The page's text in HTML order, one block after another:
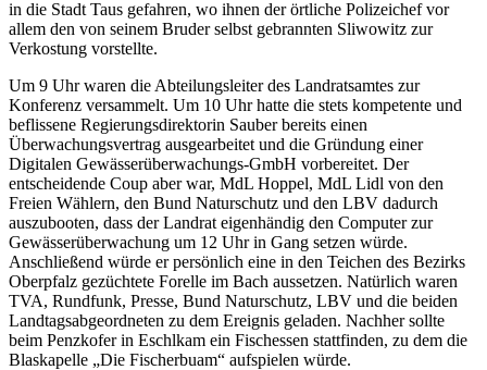
in die Stadt Taus gefahren, wo ihnen der örtliche Polizeichef vor
allem den von seinem Bruder selbst gebrannten Sliwowitz zur
Verkostung vorstellte.
Um 9 Uhr waren die Abteilungsleiter des Landratsamtes zur
Konferenz versammelt. Um 10 Uhr hatte die stets kompetente und
beflissene Regierungsdirektorin Sauber bereits einen
Überwachungsvertrag ausgearbeitet und die Gründung einer
Digitalen Gewässerüberwachungs-GmbH vorbereitet. Der
entscheidende Coup aber war, MdL Hoppel, MdL Lidl von den
Freien Wählern, den Bund Naturschutz und den LBV dadurch
auszubooten, dass der Landrat eigenhändig den Computer zur
Gewässerüberwachung um 12 Uhr in Gang setzen würde.
Anschließend würde er persönlich eine in den Teichen des Bezirks
Oberpfalz gezüchtete Forelle im Bach aussetzen. Natürlich waren
TVA, Rundfunk, Presse, Bund Naturschutz, LBV und die beiden
Landtagsabgeordneten zu dem Ereignis geladen. Nachher sollte
beim Penzkofer in Eschlkam ein Fischessen stattfinden, zu dem die
Blaskapelle „Die Fischerbuam“ aufspielen würde.